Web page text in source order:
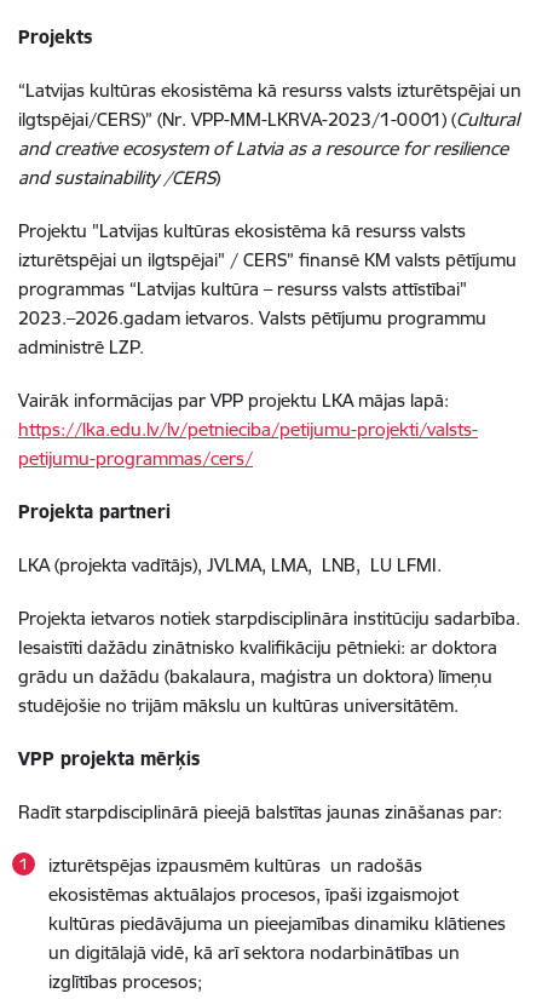
Projekts
“Latvijas kultūras ekosistēma kā resurss valsts izturētspējai un
ilgtspējai/CERS)” (Nr. VPP-MM-LKRVA-2023/1-0001) (Cultural
and creative ecosystem of Latvia as a resource for resilience
and sustainability /CERS)
Projektu "Latvijas kultūras ekosistēma kā resurss valsts
izturētspējai un ilgtspējai" / CERS” finansē KM valsts pētījumu
programmas “Latvijas kultūra – resurss valsts attīstībai"
2023.–2026.gadam ietvaros. Valsts pētījumu programmu
administrē LZP.
Vairāk informācijas par VPP projektu LKA mājas lapā:
https://lka.edu.lv/lv/petnieciba/petijumu-projekti/valsts-
petijumu-programmas/cers/
Projekta partneri
LKA (projekta vadītājs), JVLMA, LMA, LNB, LU LFMI.
Projekta ietvaros notiek starpdisciplināra institūciju sadarbība.
Iesaistīti dažādu zinātnisko kvalifikāciju pētnieki: ar doktora
grādu un dažādu (bakalaura, maģistra un doktora) līmeņu
studējošie no trijām mākslu un kultūras universitātēm.
VPP projekta mērķis
Radīt starpdisciplinārā pieejā balstītas jaunas zināšanas par:
izturētspējas izpausmēm kultūras un radošās
ekosistēmas aktuālajos procesos, īpaši izgaismojot
kultūras piedāvājuma un pieejamības dinamiku klātienes
un digitālajā vidē, kā arī sektora nodarbinātības un
izglītības procesos;